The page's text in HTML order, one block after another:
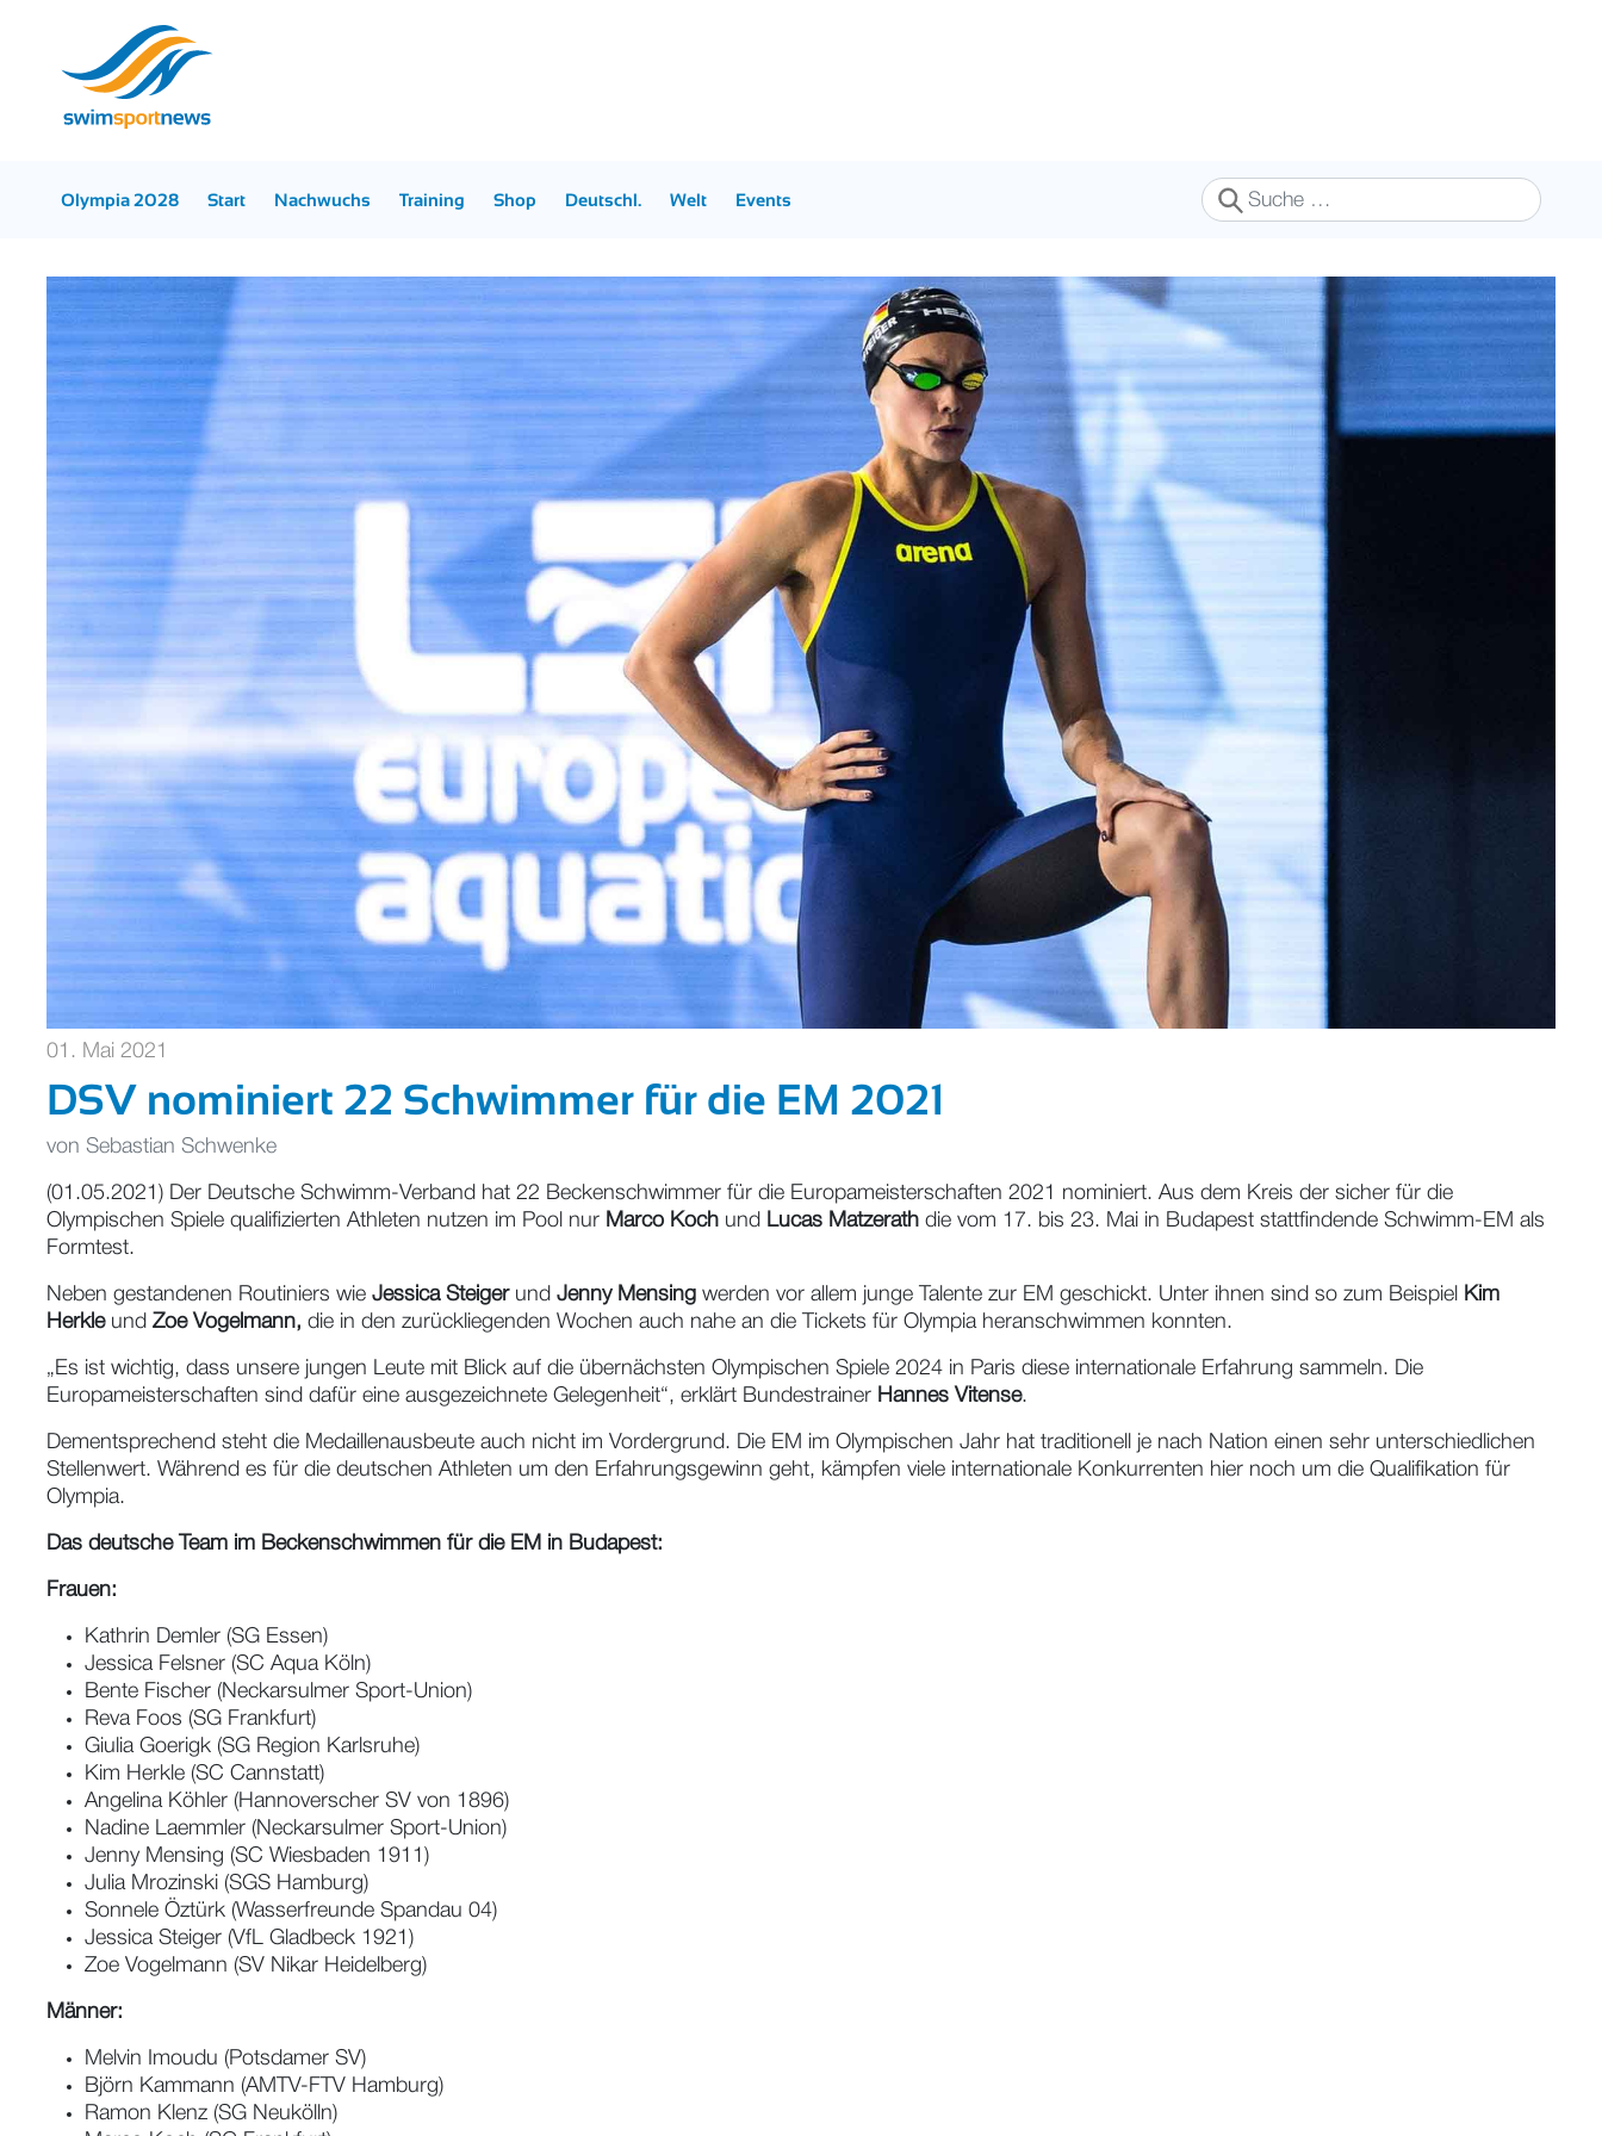
Olympia 2028 Start Nachwuchs Training Shop Deutschl. Welt Events
Suchen
01. Mai 2021
DSV nominiert 22 Schwimmer für die EM 2021
von Sebastian Schwenke
(01.05.2021) Der Deutsche Schwimm-Verband hat 22 Beckenschwimmer für die Europameisterschaften 2021 nominiert. Aus dem Kreis der sicher für die
Olympischen Spiele qualifizierten Athleten nutzen im Pool nur Marco Koch und Lucas Matzerath die vom 17. bis 23. Mai in Budapest stattfindende Schwimm-EM als
Formtest.
Neben gestandenen Routiniers wie Jessica Steigerund Jenny Mensing werden vor allem junge Talente zur EM geschickt. Unter ihnen sind so zum Beispiel
Kim
Herkleund Zoe Vogelmann, die in den zurückliegenden Wochen auch nahe an die Tickets für Olympia heranschwimmen konnten.
„Es ist wichtig, dass unsere jungen Leute mit Blick auf die übernächsten Olympischen Spiele 2024 in Paris diese internationale Erfahrung sammeln. Die
Europameisterschaften sind dafür eine ausgezeichnete Gelegenheit“, erklärt Bundestrainer Hannes Vitense.
Dementsprechend steht die Medaillenausbeute auch nicht im Vordergrund. Die EM im Olympischen Jahr hat traditionell je nach Nation einen sehr unterschiedlichen
Stellenwert. Während es für die deutschen Athleten um den Erfahrungsgewinn geht, kämpfen viele internationale Konkurrenten hier noch um die Qualifikation für
Olympia.
Das deutsche Team im Beckenschwimmen für die EM in Budapest:
Frauen:
Kathrin Demler (SG Essen)
Jessica Felsner (SC Aqua Köln)
Bente Fischer (Neckarsulmer Sport-Union)
Reva Foos (SG Frankfurt)
Giulia Goerigk (SG Region Karlsruhe)
Kim Herkle (SC Cannstatt)
Angelina Köhler (Hannoverscher SV von 1896)
Nadine Laemmler (Neckarsulmer Sport-Union)
Jenny Mensing (SC Wiesbaden 1911)
Julia Mrozinski (SGS Hamburg)
Sonnele Öztürk (Wasserfreunde Spandau 04)
Jessica Steiger (VfL Gladbeck 1921)
Zoe Vogelmann (SV Nikar Heidelberg)
Männer:
Melvin Imoudu (Potsdamer SV)
Björn Kammann (AMTV-FTV Hamburg)
Ramon Klenz (SG Neukölln)